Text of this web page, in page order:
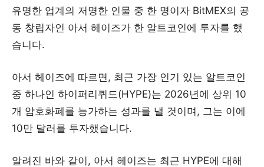
유명한 업계의 저명한 인물 중 한 명이자 BitMEX의 공
동 창립자인 아서 헤이즈가 한 알트코인에 투자를 했
습니다.
아서 헤이즈에 따르면, 최근 가장 인기 있는 알트코인
중 하나인 하이퍼리퀴드(HYPE)는 2026년에 상위 10
개 암호화폐를 능가하는 성과를 낼 것이며, 그는 이에
10만 달러를 투자했습니다.
알려진 바와 같이, 아서 헤이즈는 최근 HYPE에 대해